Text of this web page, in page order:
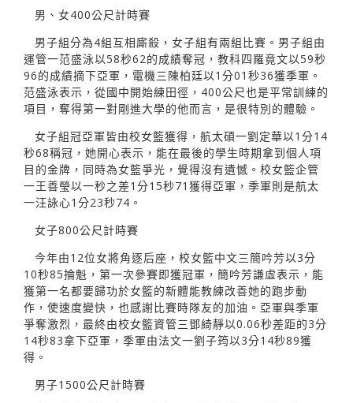
男、女400公尺計時賽
男子組分為4組互相廝殺，女子組有兩組比賽。男子組由
運管一范盛泳以58秒62的成績奪冠，教科四羅竟文以59秒
96的成績摘下亞軍，電機三陳柏廷以1分01秒36獲季軍。
范盛泳表示，從國中開始練田徑，400公尺也是平常訓練的
項目，奪得第一對剛進大學的他而言，是很特別的體驗。
女子組冠亞軍皆由校女籃獲得，航太碩一劉定華以1分14
秒68稱冠，她開心表示，能在最後的學生時期拿到個人項
目的金牌，同時為女籃爭光，覺得沒有遺憾。校女籃企管
一王善瑩以一秒之差1分15秒71獲得亞軍，季軍則是航太
一汪詠心1分23秒74。
女子800公尺計時賽
今年由12位女將角逐后座，校女籃中文三簡吟芳以3分
10秒85掄魁，第一次參賽即獲冠軍，簡吟芳謙虛表示，能
獲第一名都要歸功於女籃的新體能教練改善她的跑步動
作，使速度變快，也感謝比賽時隊友的加油。亞軍與季軍
爭奪激烈，最終由校女籃資管三鄧綺靜以0.06秒差距的3分
14秒83拿下亞軍，季軍由法文一劉子筠以3分14秒89獲
得。
男子1500公尺計時賽